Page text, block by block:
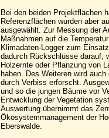
Bei den beiden Projektflächen
Referenzflächen wurden aber
ausgewählt. Zur Messung der
Maßnahmen auf die
Klimadaten-Logger zum
dadurch Rückschlüsse darauf,
Holzernte oder Pflanzung von
haben. Des Weiteren wird
durch Verbiss erforscht.
und so die jungen Bäume vor
Entwicklung der Vegetation
Auswertung übernimmt das
Ökosystemmanagement der
Eberswalde.